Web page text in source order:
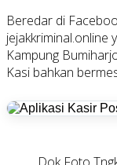
Beredar di
jejakkriminal.online
Kampung
Kasi bahkan